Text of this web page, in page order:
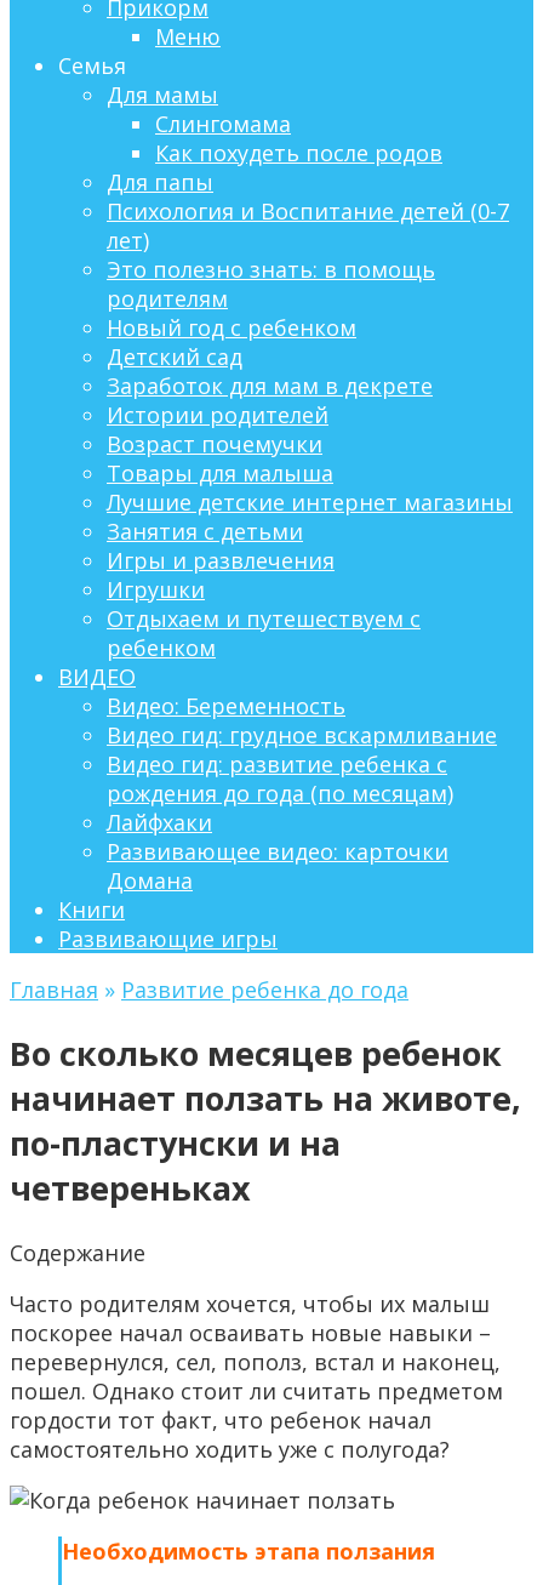
Прикорм
Меню
Семья
Для мамы
Слингомама
Как похудеть после родов
Для папы
Психология и Воспитание детей (0-7
лет)
Это полезно знать: в помощь
родителям
Новый год с ребенком
Детский сад
Заработок для мам в декрете
Истории родителей
Возраст почемучки
Товары для малыша
Лучшие детские интернет магазины
Занятия с детьми
Игры и развлечения
Игрушки
Отдыхаем и путешествуем с
ребенком
ВИДЕО
Видео: Беременность
Видео гид: грудное вскармливание
Видео гид: развитие ребенка с
рождения до года (по месяцам)
Лайфхаки
Развивающее видео: карточки
Домана
Книги
Развивающие игры
Главная » Развитие ребенка до года
Во сколько месяцев ребенок
начинает ползать на животе,
по-пластунски и на
четвереньках
Содержание
Часто родителям хочется, чтобы их малыш
поскорее начал осваивать новые навыки –
перевернулся, сел, пополз, встал и наконец,
пошел. Однако стоит ли считать предметом
гордости тот факт, что ребенок начал
самостоятельно ходить уже с полугода?
Необходимость этапа ползания